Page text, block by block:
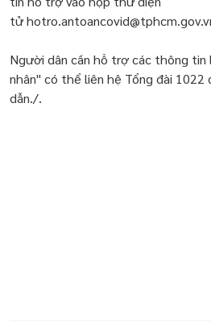
tử
Người dân cần hỗ trợ các thông tin
nhân" có thể liên hệ Tổng đài
dẫn./.